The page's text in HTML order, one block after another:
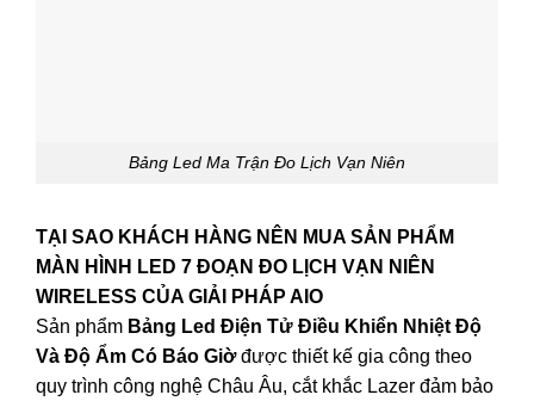
Bảng Led Ma Trận Đo Lịch Vạn Niên
TẠI SAO KHÁCH HÀNG NÊN MUA SẢN PHẨM
MÀN HÌNH LED 7 ĐOẠN ĐO LỊCH VẠN NIÊN
WIRELESS CỦA GIẢI PHÁP AIO
Sản phẩm Bảng Led Điện Tử Điều Khiển Nhiệt Độ
Và Độ Ẩm Có Báo Giờđược thiết kế gia công theo
quy trình công nghệ Châu Âu, cắt khắc Lazer đảm bảo